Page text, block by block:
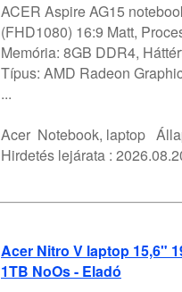
ACER Aspire AG15
(FHD1080) 16:9 Matt,
Memória: 8GB DDR4,
Típus: AMD Radeon
...
Acer Notebook, laptop
Hirdetés lejárata :
Acer Nitro V laptop 15,6"
1TB NoOs - Eladó